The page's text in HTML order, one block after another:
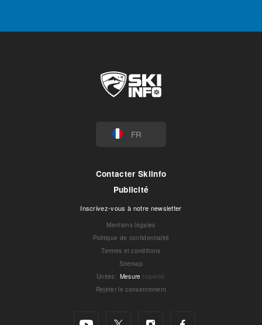
FR
Contacter Skiinfo
Publicité
Inscrivez-vous à notre newsletter
Mentions légales
Politique de confidentialité
Termes et conditions
Sitemap
Unités: Mesure Imperial
Rejeter le consentement